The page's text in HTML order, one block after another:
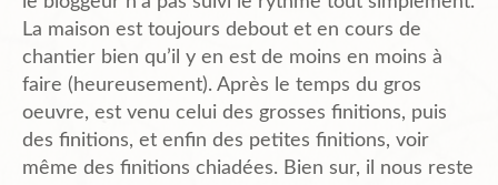
Plans et Doc.
PIèces du Permis
La maison est toujours debout et en cours de
chantier bien qu’il y en est de moins en moins à
faire (heureusement). Après le temps du gros
oeuvre, est venu celui des grosses finitions, puis
des finitions, et enfin des petites finitions, voir
même des finitions chiadées. Bien sur, il nous reste